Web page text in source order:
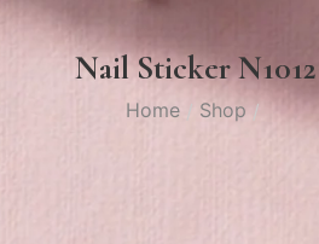
Nail Sticker N1012
Home / Shop /